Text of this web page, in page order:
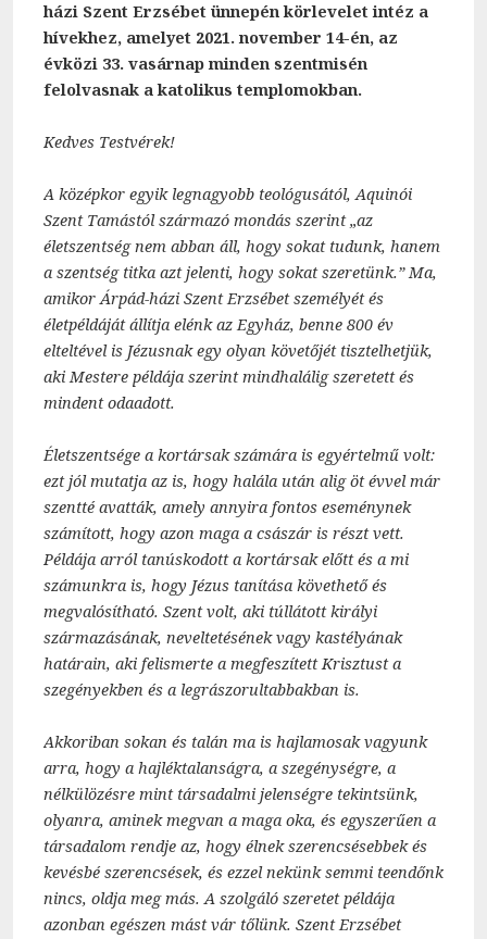
házi Szent Erzsébet ünnepén körlevelet intéz a
hívekhez, amelyet 2021. november 14-én, az
évközi 33. vasárnap minden szentmisén
felolvasnak a katolikus templomokban.
Kedves Testvérek!
A középkor egyik legnagyobb teológusától, Aquinói
Szent Tamástól származó mondás szerint „az
életszentség nem abban áll, hogy sokat tudunk, hanem
a szentség titka azt jelenti, hogy sokat szeretünk.” Ma,
amikor Árpád-házi Szent Erzsébet személyét és
életpéldáját állítja elénk az Egyház, benne 800 év
elteltével is Jézusnak egy olyan követőjét tisztelhetjük,
aki Mestere példája szerint mindhalálig szeretett és
mindent odaadott.
Életszentsége a kortársak számára is egyértelmű volt:
ezt jól mutatja az is, hogy halála után alig öt évvel már
szentté avatták, amely annyira fontos eseménynek
számított, hogy azon maga a császár is részt vett.
Példája arról tanúskodott a kortársak előtt és a mi
számunkra is, hogy Jézus tanítása követhető és
megvalósítható. Szent volt, aki túllátott királyi
származásának, neveltetésének vagy kastélyának
határain, aki felismerte a megfeszített Krisztust a
szegényekben és a legrászorultabbakban is.
Akkoriban sokan és talán ma is hajlamosak vagyunk
arra, hogy a hajléktalanságra, a szegénységre, a
nélkülözésre mint társadalmi jelenségre tekintsünk,
olyanra, aminek megvan a maga oka, és egyszerűen a
társadalom rendje az, hogy élnek szerencsésebbek és
kevésbé szerencsések, és ezzel nekünk semmi teendőnk
nincs, oldja meg más. A szolgáló szeretet példája
azonban egészen mást vár tőlünk. Szent Erzsébet